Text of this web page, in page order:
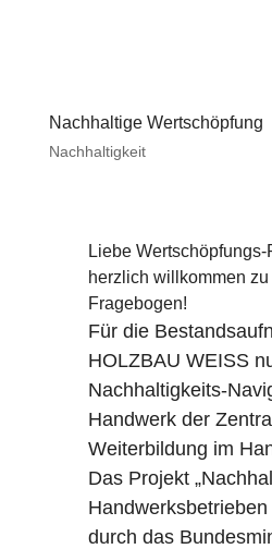
Nachhaltige Wertschöpfung
Nachhaltigkeit
Liebe
herzlich willkommen
Fragebogen!
Für die
HOLZBAU WEISS
Nachhaltigkeits-
Handwerk der
Weiterbildung im
Das Projekt
Handwerksbetrieben
durch das